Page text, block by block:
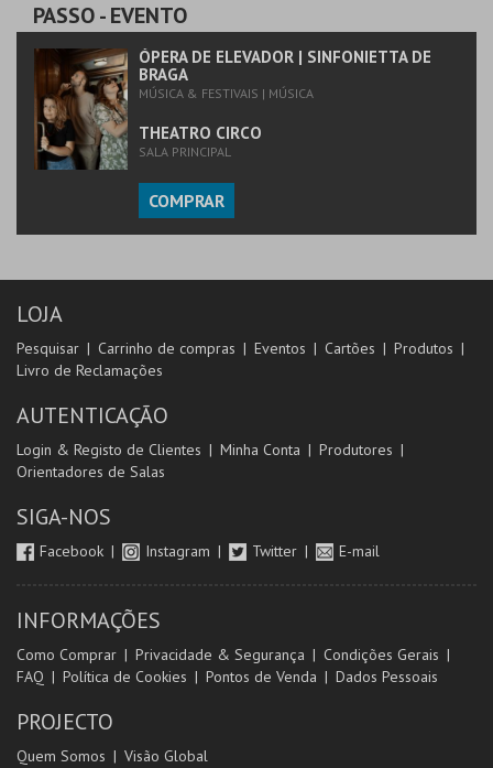
PASSO- EVENTO
ÓPERA DE ELEVADOR | SINFONIETTA DE
BRAGA
MÚSICA & FESTIVAIS | MÚSICA
THEATRO CIRCO
SALA PRINCIPAL
COMPRAR
LOJA
Pesquisar Carrinho de compras Eventos Cartões
Produtos
Livro de Reclamações
AUTENTICAÇÃO
Login & Registo de Clientes Minha Conta
Produtores
Orientadores de Salas
SIGA-NOS
Facebook Instagram Twitter E-mail
INFORMAÇÕES
Como Comprar Privacidade & Segurança
Condições Gerais
FAQ
Política de Cookies Pontos de Venda Dados Pessoais
PROJECTO
Quem Somos Visão Global